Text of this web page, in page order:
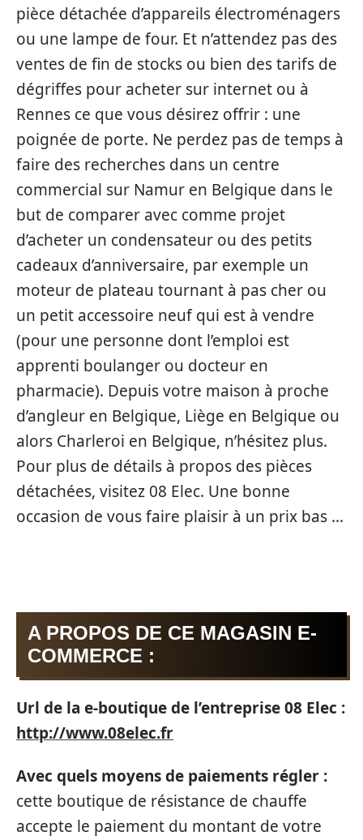
pièce détachée d’appareils électroménagers
ou une lampe de four. Et n’attendez pas des
ventes de fin de stocks ou bien des tarifs de
dégriffes pour acheter sur internet ou à
Rennes ce que vous désirez offrir : une
poignée de porte. Ne perdez pas de temps à
faire des recherches dans un centre
commercial sur Namur en Belgique dans le
but de comparer avec comme projet
d’acheter un condensateur ou des petits
cadeaux d’anniversaire, par exemple un
moteur de plateau tournant à pas cher ou
un petit accessoire neuf qui est à vendre
(pour une personne dont l’emploi est
apprenti boulanger ou docteur en
pharmacie). Depuis votre maison à proche
d’angleur en Belgique, Liège en Belgique ou
alors Charleroi en Belgique, n’hésitez plus.
Pour plus de détails à propos des pièces
détachées, visitez 08 Elec. Une bonne
occasion de vous faire plaisir à un prix bas …
A PROPOS DE CE MAGASIN E-
COMMERCE :
Url de la e-boutique de l’entreprise 08 Elec :
http://www.08elec.fr
Avec quels moyens de paiements régler :
cette boutique de résistance de chauffe
accepte le paiement du montant de votre